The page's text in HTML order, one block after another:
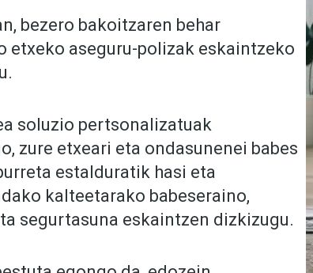
bezero bakoitzaren behar
etxeko aseguru-polizak eskaintzeko
soluzio pertsonalizatuak
zure etxeari eta ondasunenei babes
estalduratik hasi eta
kalteetarako babeseraino,
segurtasuna eskaintzen dizkizugu.